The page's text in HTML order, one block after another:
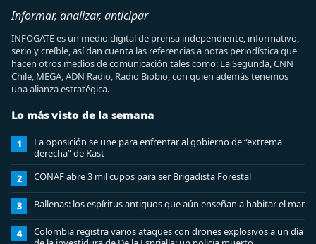
Informar, analizar, anticipar
INFOGATE es un medio digital de prensa independiente, informativo,
serio y creíble, así dan cuenta las referencias a notas periodística que
hacen otros medios de comunicación tales como: La Segunda, CNN
Chile, MEGA, ADN Radio, Radio Biobio, con quien además tenemos
una alianza estratégica.
Lo más visto de la semana
1
La oposición se une para enfrentar al gobierno de “extrema
derecha” de Kast
2 CONAF abre 3 mil cupos para ser Brigadista Forestal
3 Ballenas: los espíritus antiguos que aún enseñan a habitar el mar
4
Colombia registra varios ataques con drones explosivos a un día